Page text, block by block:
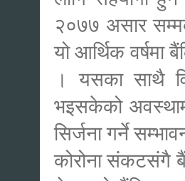
२०७७ असार
यो आर्थिक वर्षमा
। यसका साथै
भइसकेको
सिर्जना गर्ने
कोरोना संकटसंगै